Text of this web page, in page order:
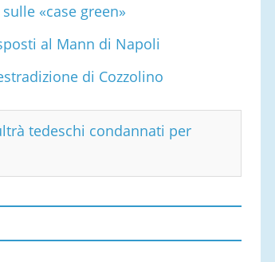
«case green»
al Mann di Napoli
di Cozzolino
tedeschi condannati per